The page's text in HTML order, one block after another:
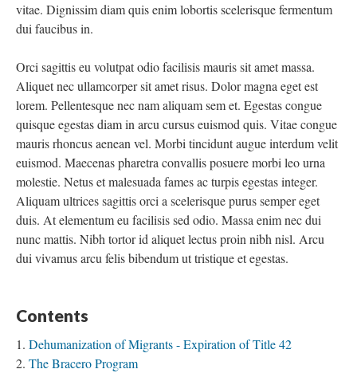
vitae. Dignissim diam quis enim lobortis scelerisque fermentum
dui faucibus in.
Orci sagittis eu volutpat odio facilisis mauris sit amet massa.
Aliquet nec ullamcorper sit amet risus. Dolor magna eget est
lorem. Pellentesque nec nam aliquam sem et. Egestas congue
quisque egestas diam in arcu cursus euismod quis. Vitae congue
mauris rhoncus aenean vel. Morbi tincidunt augue interdum velit
euismod. Maecenas pharetra convallis posuere morbi leo urna
molestie. Netus et malesuada fames ac turpis egestas integer.
Aliquam ultrices sagittis orci a scelerisque purus semper eget
duis. At elementum eu facilisis sed odio. Massa enim nec dui
nunc mattis. Nibh tortor id aliquet lectus proin nibh nisl. Arcu
dui vivamus arcu felis bibendum ut tristique et egestas.
Contents
Dehumanization of Migrants - Expiration of Title 42
The Bracero Program